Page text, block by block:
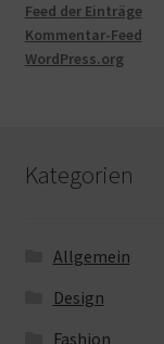
Feed der Einträge
Kommentar-Feed
WordPress.org
Kategorien
Allgemein
Design
Fashion